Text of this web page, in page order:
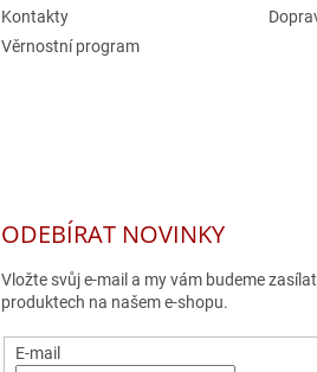
Kontakty
Věrnostní program
ODEBÍRAT NOVINKY
Vložte svůj e-mail a my vám budeme
produktech na našem e-shopu.
E-mail